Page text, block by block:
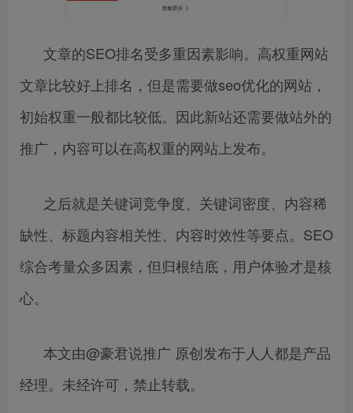
文章的SEO排名受多重因素影响。高权重网站
文章比较好上排名，但是需要做seo优化的网站，
初始权重一般都比较低。因此新站还需要做站外的
推广，内容可以在高权重的网站上发布。
之后就是关键词竞争度、关键词密度、内容稀
缺性、标题内容相关性、内容时效性等要点。SEO
综合考量众多因素，但归根结底，用户体验才是核
心。
本文由@豪君说推广 原创发布于人人都是产品
经理。未经许可，禁止转载。